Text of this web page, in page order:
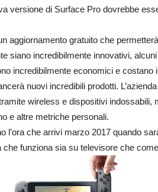
versione di Surface Pro dovrebbe
aggiornamento gratuito che
siano incredibilmente innovativi,
incredibilmente economici e costano
nuovi incredibili prodotti.
wireless e dispositivi indossabili,
e altre metriche personali.
l’ora che arrivi marzo 2017 quando
funziona sia su televisore che